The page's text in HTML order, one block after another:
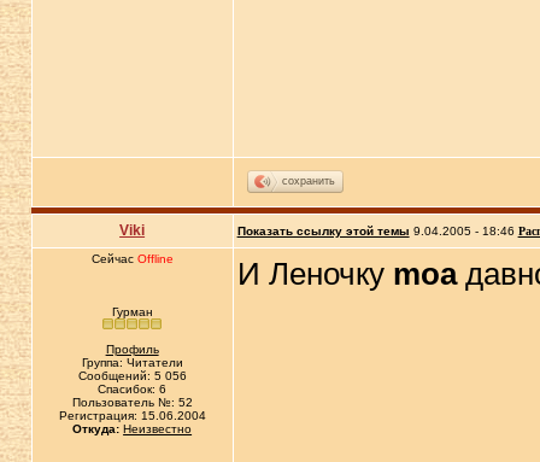
сохранить
Viki Показать ссылку этой темы 9.04.2005 - 18:46
Сейчас Offline
Гурман
Профиль
Группа: Читатели
Сообщений: 5 056
Спасибок: 6
Пользователь №: 52
Регистрация: 15.06.2004
Откуда: Неизвестно
И Леночку moa